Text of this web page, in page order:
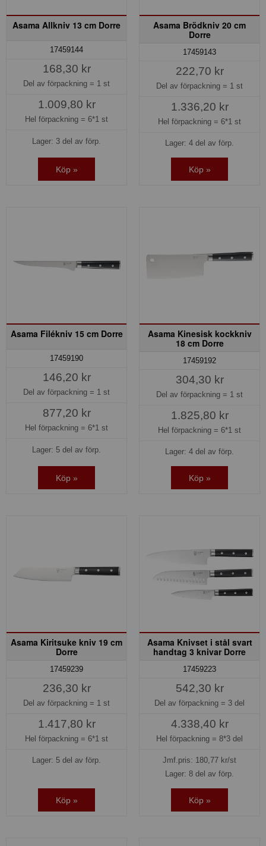
Asama Allkniv 13 cm Dorre
17459144
168,30 kr
Del av förpackning = 1 st
1.009,80 kr
Hel förpackning = 6*1 st
Lager: 3 del av förp.
Köp »
Asama Brödkniv 20 cm
Dorre
17459143
222,70 kr
Del av förpackning = 1 st
1.336,20 kr
Hel förpackning = 6*1 st
Lager: 4 del av förp.
Köp »
Asama Filékniv 15 cm Dorre
17459190
146,20 kr
Del av förpackning = 1 st
877,20 kr
Hel förpackning = 6*1 st
Lager: 5 del av förp.
Köp »
Asama Kinesisk kockkniv
18 cm Dorre
17459192
304,30 kr
Del av förpackning = 1 st
1.825,80 kr
Hel förpackning = 6*1 st
Lager: 4 del av förp.
Köp »
Asama Kiritsuke kniv 19 cm
Dorre
17459239
236,30 kr
Del av förpackning = 1 st
1.417,80 kr
Hel förpackning = 6*1 st
Lager: 5 del av förp.
Köp »
Asama Knivset i stål svart
handtag 3 knivar Dorre
17459223
542,30 kr
Del av förpackning = 3 del
4.338,40 kr
Hel förpackning = 8*3 del
Jmf.pris: 180,77 kr/st
Lager: 8 del av förp.
Köp »